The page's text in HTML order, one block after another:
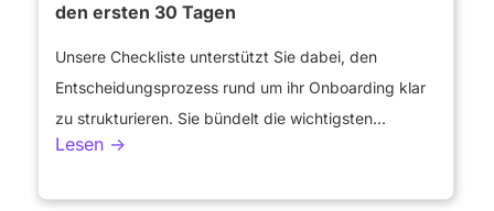
den ersten 30 Tagen
Unsere Checkliste unterstützt Sie dabei, den
Entscheidungsprozess rund um ihr Onboarding klar
zu strukturieren. Sie bündelt die wichtigsten...
Lesen ->